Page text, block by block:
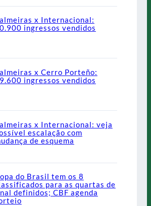
x Internacional:
ingressos vendidos
x Cerro Porteño:
ingressos vendidos
x Internacional: veja
escalação com
de esquema
do Brasil tem os 8
para as quartas de
definidos; CBF agenda